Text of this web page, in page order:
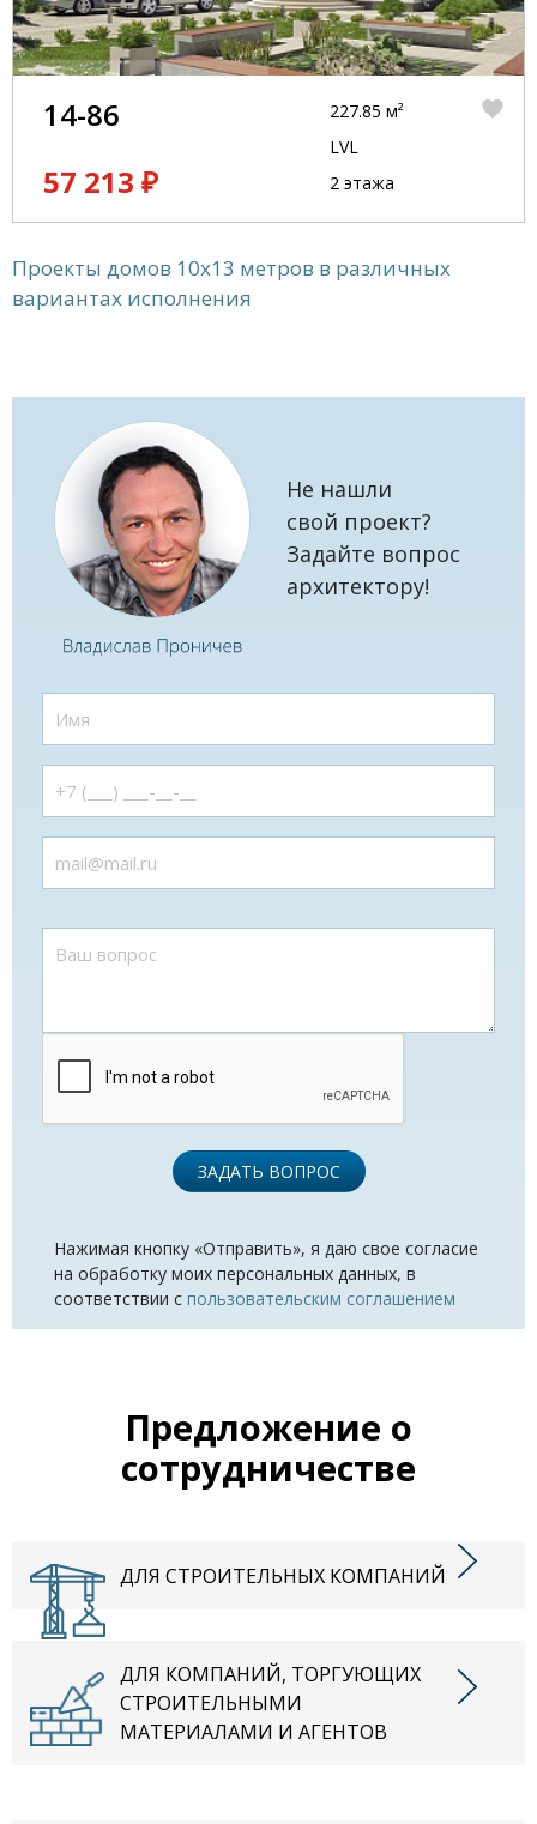
14-86
57 213 ₽
227.85 м²
LVL
2 этажа
Проекты домов 10x13 метров в различных
вариантах исполнения
Не нашли
свой проект?
Задайте вопрос
архитектору!
ЗАДАТЬ ВОПРОС
Нажимая кнопку «Отправить», я даю свое согласие
на обработку моих персональных данных, в
соответствии с пользовательским соглашением
Предложение о
сотрудничестве
ДЛЯ СТРОИТЕЛЬНЫХ КОМПАНИЙ
ДЛЯ КОМПАНИЙ, ТОРГУЮЩИХ
СТРОИТЕЛЬНЫМИ
МАТЕРИАЛАМИ И АГЕНТОВ